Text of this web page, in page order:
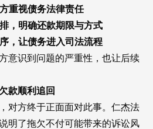
重视债务法律责任
，明确还款期限与方式
，让债务进入司法流程
识到问题的严重性，也让后续
款顺利追回
方终于正面面对此事。仁杰法
明了拖欠不付可能带来的诉讼风